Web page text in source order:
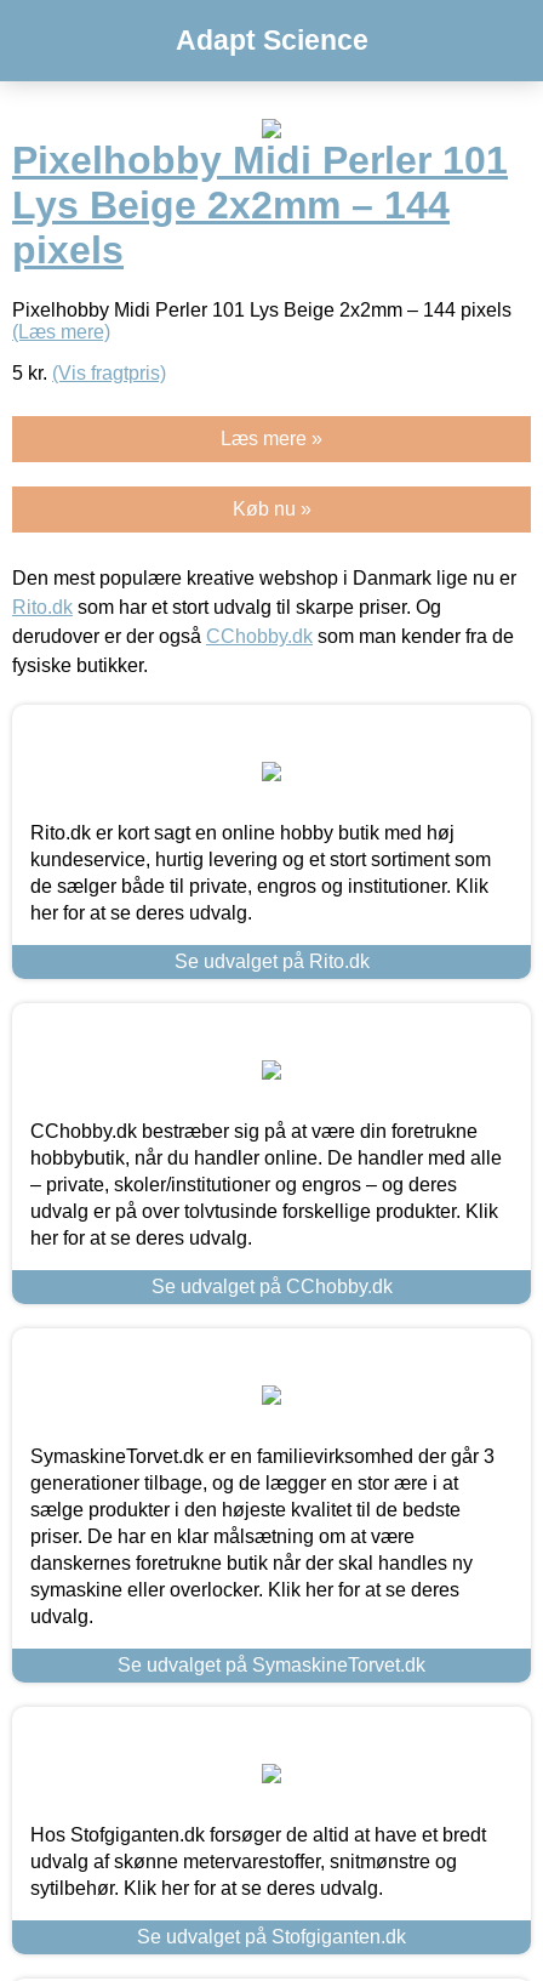
Adapt Science
Pixelhobby Midi Perler 101
Lys Beige 2x2mm – 144
pixels
Pixelhobby Midi Perler 101 Lys Beige 2x2mm – 144 pixels
(Læs mere)
5 kr. (Vis fragtpris)
Læs mere »
Køb nu »
Den mest populære kreative webshop i Danmark lige nu er
Rito.dk som har et stort udvalg til skarpe priser. Og
derudover er der også CChobby.dk som man kender fra de
fysiske butikker.
Rito.dk er kort sagt en online hobby butik med høj
kundeservice, hurtig levering og et stort sortiment som
de sælger både til private, engros og institutioner. Klik
her for at se deres udvalg.
Se udvalget på Rito.dk
CChobby.dk bestræber sig på at være din foretrukne
hobbybutik, når du handler online. De handler med alle
– private, skoler/institutioner og engros – og deres
udvalg er på over tolvtusinde forskellige produkter. Klik
her for at se deres udvalg.
Se udvalget på CChobby.dk
SymaskineTorvet.dk er en familievirksomhed der går 3
generationer tilbage, og de lægger en stor ære i at
sælge produkter i den højeste kvalitet til de bedste
priser. De har en klar målsætning om at være
danskernes foretrukne butik når der skal handles ny
symaskine eller overlocker. Klik her for at se deres
udvalg.
Se udvalget på SymaskineTorvet.dk
Hos Stofgiganten.dk forsøger de altid at have et bredt
udvalg af skønne metervarestoffer, snitmønstre og
sytilbehør. Klik her for at se deres udvalg.
Se udvalget på Stofgiganten.dk